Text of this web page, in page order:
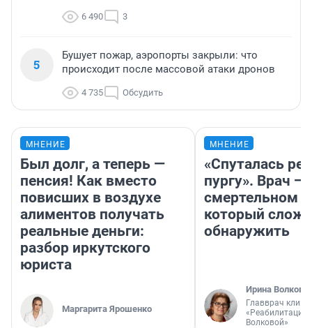
6 490 3
5
Бушует пожар, аэропорты закрыли: что
происходит после массовой атаки дронов
4 735 Обсудить
МНЕНИЕ
Был долг, а теперь —
пенсия! Как вместо
повисших в воздухе
алиментов получать
реальные деньги:
разбор иркутского
юриста
Маргарита Ярошенко
МНЕНИЕ
«Спуталась
пургу». Врач —
смертельном
который
обнаружить
Ирина Волкова
Главврач
«Реабилитация
Волковой»